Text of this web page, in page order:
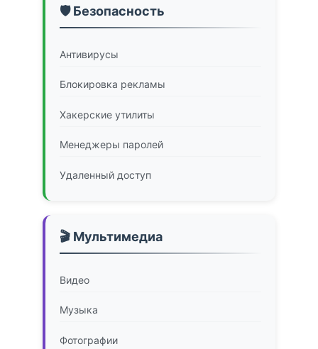
🛡️ Безопасность
Антивирусы
Блокировка рекламы
Хакерские утилиты
Менеджеры паролей
Удаленный доступ
🎬 Мультимедиа
Видео
Музыка
Фотографии